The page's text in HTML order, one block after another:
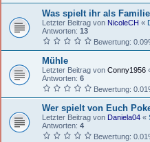
Was spielt ihr als
Letzter Beitrag von NicoleCH «
Antworten: 13
Bewertung:
Mühle
Letzter Beitrag von Conny1956
Antworten: 6
Bewertung:
Wer spielt von Euch
Letzter Beitrag von Daniela04 «
Antworten: 4
Bewertung: